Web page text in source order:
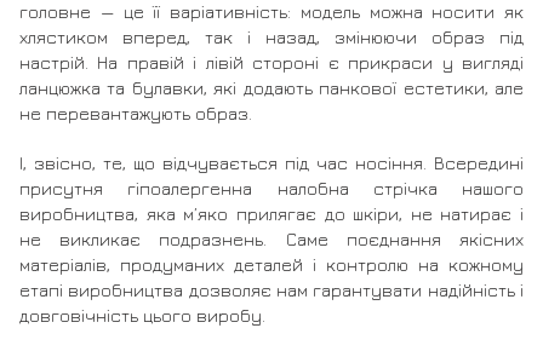
головне — це її варіативність: модель можна носити як
хлястиком вперед, так і назад, змінюючи образ під
настрій. На правій і лівій стороні є прикраси у вигляді
ланцюжка та булавки, які додають панкової естетики, але
не перевантажують образ.
І, звісно, те, що відчувається під час носіння. Всередині
присутня гіпоалергенна налобна стрічка нашого
виробництва, яка м’яко прилягає до шкіри, не натирає і
не викликає подразнень. Саме поєднання якісних
матеріалів, продуманих деталей і контролю на кожному
етапі виробництва дозволяє нам гарантувати надійність і
довговічність цього виробу.